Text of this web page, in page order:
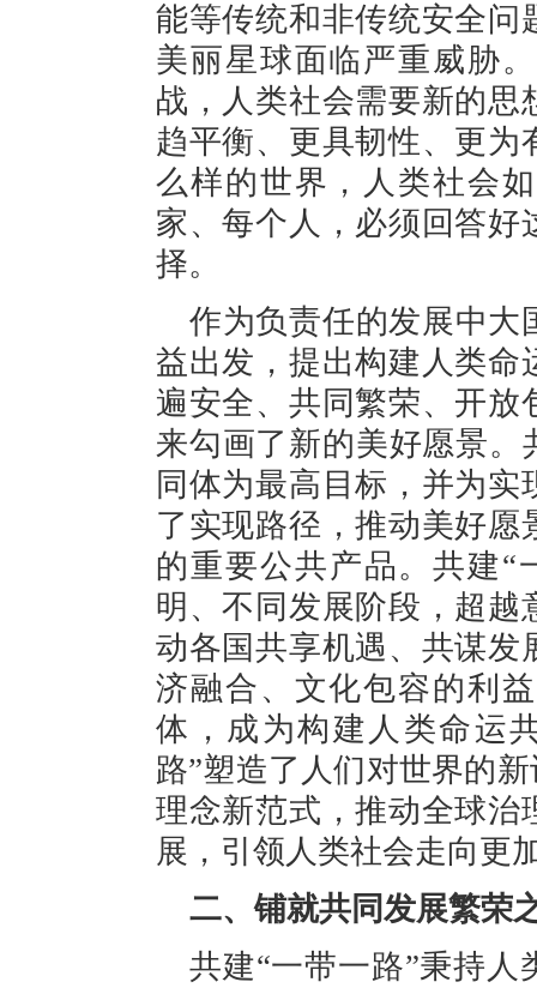
能等传统和非传统安全问
美丽星球面临严重威胁
战，人类社会需要新的思
趋平衡、更具韧性、更为
么样的世界，人类社会
家、每个人，必须回答好
择。
作为负责任的发展中大
益出发，提出构建人类命
遍安全、共同繁荣、开放
来勾画了新的美好愿景。
同体为最高目标，并为
了实现路径，推动美好
的重要公共产品。共建“
明、不同发展阶段，超越
动各国共享机遇、共谋发
济融合、文化包容的利
体，成为构建人类命运
路”塑造了人们对世界的
理念新范式，推动全球治
展，引领人类社会走向更
二、铺就共同发展繁荣
共建“一带一路”秉持